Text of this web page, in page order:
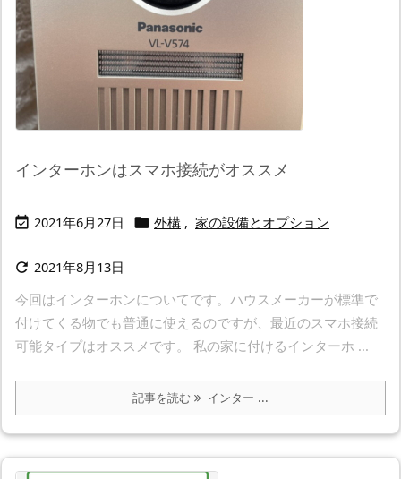
インターホンはスマホ接続がオススメ
 2021年6月27日  外構 , 家の設備とオプション
 2021年8月13日
今回はインターホンについてです。ハウスメーカーが標準で
付けてくる物でも普通に使えるのですが、最近のスマホ接続
可能タイプはオススメです。 私の家に付けるインターホ ...
記事を読む インター ...